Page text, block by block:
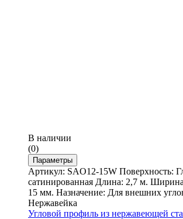
В наличии
(0)
Параметры
Артикул: SAO12-15W Поверхность:
сатинированная Длина: 2,7 м.
15 мм. Назначение: Для внешних
Нержавейка
Угловой профиль из нержавеющей